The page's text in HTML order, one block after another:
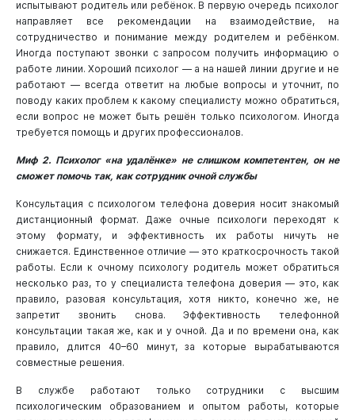
испытывают родитель или ребёнок. В первую очередь психолог
направляет все рекомендации на взаимодействие, на
сотрудничество и понимание между родителем и ребёнком.
Иногда поступают звонки с запросом получить информацию о
работе линии. Хороший психолог — а на нашей линии другие и не
работают — всегда ответит на любые вопросы и уточнит, по
поводу каких проблем к какому специалисту можно обратиться,
если вопрос не может быть решён только психологом. Иногда
требуется помощь и других профессионалов.
Миф 2. Психолог «на удалёнке» не слишком компетентен, он не
сможет помочь так, как сотрудник очной службы
Консультация с психологом телефона доверия носит знакомый
дистанционный формат. Даже очные психологи переходят к
этому формату, и эффективность их работы ничуть не
снижается. Единственное отличие — это краткосрочность такой
работы. Если к очному психологу родитель может обратиться
несколько раз, то у специалиста телефона доверия — это, как
правило, разовая консультация, хотя никто, конечно же, не
запретит звонить снова. Эффективность телефонной
консультации такая же, как и у очной. Да и по времени она, как
правило, длится 40–60 минут, за которые вырабатываются
совместные решения.
В службе работают только сотрудники с высшим
психологическим образованием и опытом работы, которые